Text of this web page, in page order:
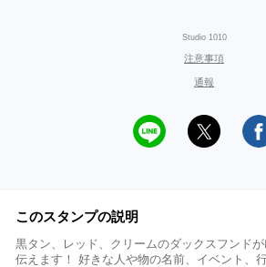
Studio 1010
注意事項
通報
このスタンプの説明
黒タン、レッド、クリームのダックスフンド
伝えます！ 好きな人や物の名前、イベント、